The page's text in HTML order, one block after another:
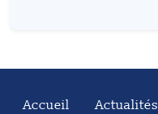
Accueil Actualités